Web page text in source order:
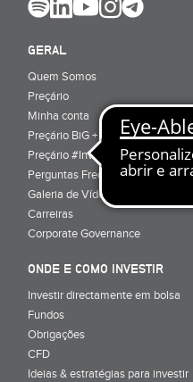
GERAL
Quem Somos
Preçário
Minha conta
Preçário BiG +
Preçário #Investe_no_Futuro
Perguntas Frequentes
Galeria de Vídeos
Carreiras
Corporate Governance
ONDE E COMO INVESTIR
Investir directamente em bolsa
Fundos
Obrigações
CFD
Ideias & estratégias para investir